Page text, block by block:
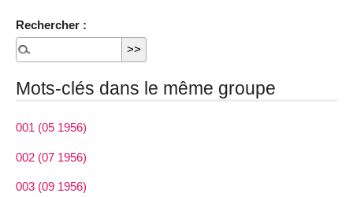
Rechercher :
Mots-clés dans le même groupe
001 (05 1956)
002 (07 1956)
003 (09 1956)